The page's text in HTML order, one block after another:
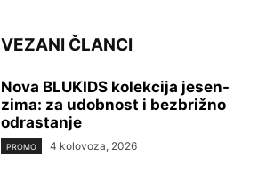
VEZANI ČLANCI
Nova BLUKIDS kolekcija jesen-
zima: za udobnost i bezbrižno
odrastanje
PROMO 4 kolovoza, 2026